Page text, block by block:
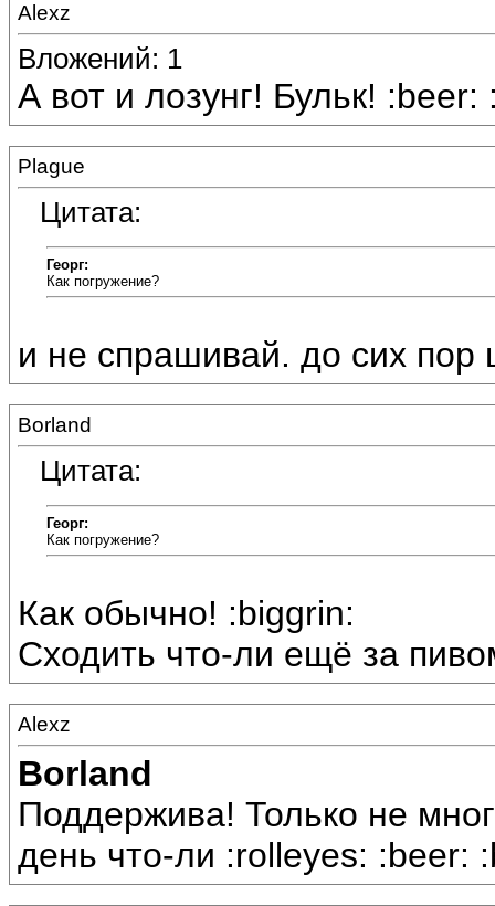
Alexz
Вложений: 1
А вот и лозунг! Бульк!
Plague
Цитата:
Георг:
Как погружение?
и не спрашивай. до сих пор
Borland
Цитата:
Георг:
Как погружение?
Как обычно! :biggrin:
Сходить что-ли ещё за
Alexz
Borland
Поддержива! Только не
день что-ли :rolleyes: :beer: